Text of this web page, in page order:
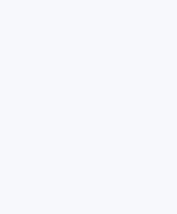
frontend/sabin/default/
frontend/sabin/default/